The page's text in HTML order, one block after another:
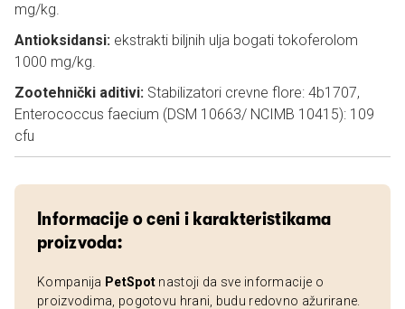
mg/kg.
Antioksidansi: ekstrakti biljnih ulja bogati tokoferolom
1000 mg/kg.
Zootehnički aditivi: Stabilizatori crevne flore: 4b1707,
Enterococcus faecium (DSM 10663/ NCIMB 10415): 109
cfu
Informacije o ceni i karakteristikama
proizvoda:
Kompanija PetSpot nastoji da sve informacije o
proizvodima, pogotovu hrani, budu redovno ažurirane.